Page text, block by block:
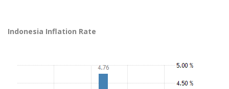
Indonesia Inflation Rate